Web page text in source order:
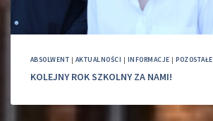
ABSOLWENT | AKTUALNOŚCI | INFORMACJE |POZOSTAŁE
KOLEJNY ROK SZKOLNY ZA NAMI!